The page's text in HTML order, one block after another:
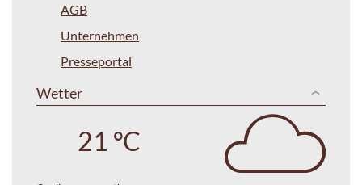
AGB
Unternehmen
Presseportal
Wetter
21 °C